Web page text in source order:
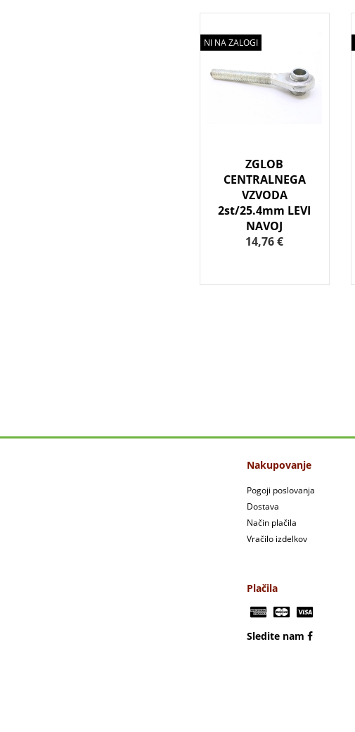
NI NA ZALOGI
ZGLOB
CENTRALNEGA
VZVODA
2st/25.4mm LEVI
NAVOJ
14,76 €
Nakupovanje
Pogoji poslovanja
Dostava
Način plačila
Vračilo izdelkov
Plačila
Sledite nam